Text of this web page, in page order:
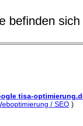
befinden
tisa-
/ SEO)